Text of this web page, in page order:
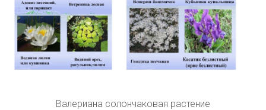
Валериана солончаковая растение